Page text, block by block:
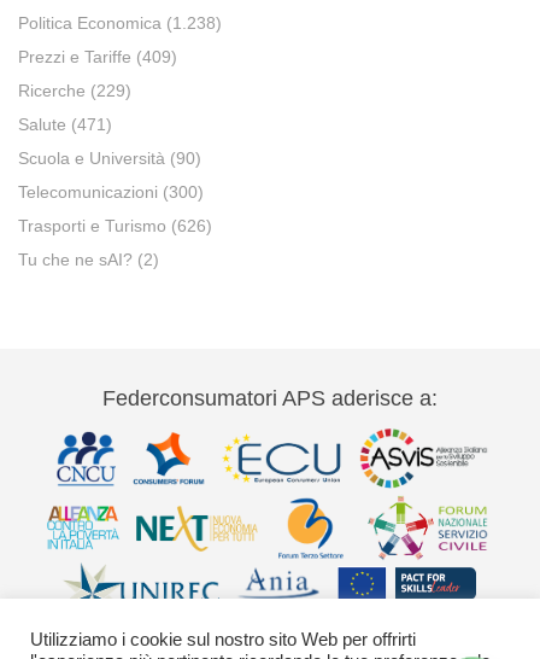
Politica Economica (1.238)
Prezzi e Tariffe (409)
Ricerche (229)
Salute (471)
Scuola e Università (90)
Telecomunicazioni (300)
Trasporti e Turismo (626)
Tu che ne sAI? (2)
Federconsumatori APS aderisce a:
Utilizziamo i cookie sul nostro sito Web per offrirti